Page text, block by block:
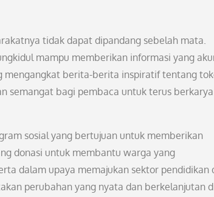
tidak dapat dipandang sebelah mata.
mampu memberikan informasi yang
mengangkat berita-berita inspiratif tentang
semangat bagi pembaca untuk terus
sosial yang bertujuan untuk memberikan
donasi untuk membantu warga yang
dalam upaya memajukan sektor pendidikan
perubahan yang nyata dan berkelanjutan